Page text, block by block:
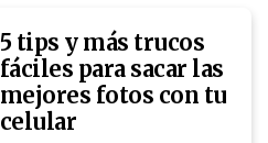
5 tips y más trucos
fáciles para sacar las
mejores fotos con tu
celular